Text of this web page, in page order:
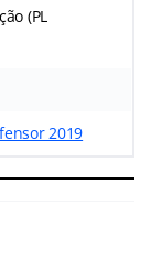
(PL
2019